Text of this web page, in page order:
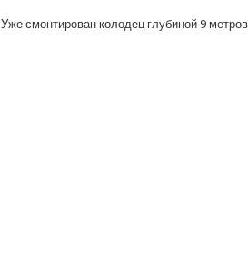
Уже смонтирован колодец глубиной 9